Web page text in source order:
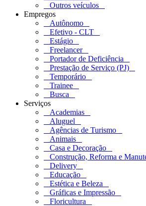
Outros veículos
Empregos
Autônomo
Efetivo - CLT
Estágio
Freelancer
Portador de Deficiência
Prestação de Serviço (PJ)
Temporário
Trainee
Busca
Serviços
Academias
Aluguel
Agências de Turismo
Animais
Casa e Decoração
Construção, Reforma e
Delivery
Educação
Estética e Beleza
Gráficas e Impressão
Floricultura